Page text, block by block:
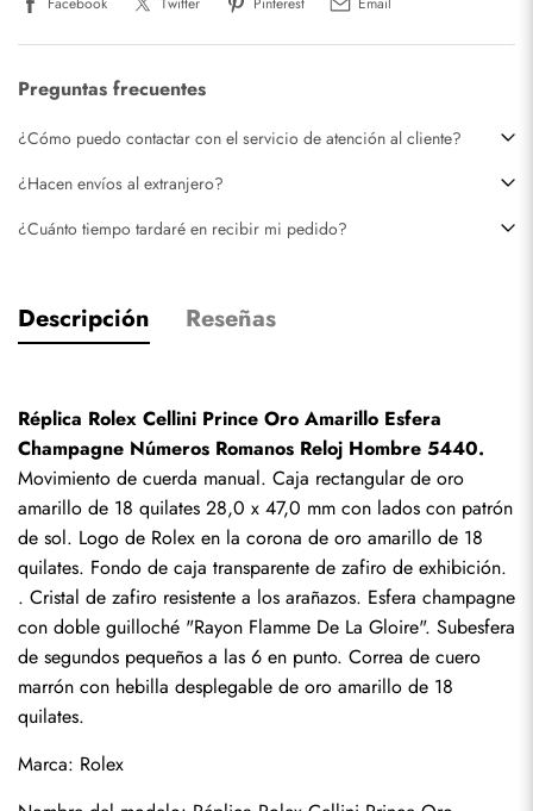
Preguntas frecuentes
¿Cómo puedo contactar con el servicio de atención al cliente?
¿Hacen envíos al extranjero?
¿Cuánto tiempo tardaré en recibir mi pedido?
Descripción Reseñas
Réplica Rolex Cellini Prince Oro Amarillo Esfera
Champagne Números Romanos Reloj Hombre 5440.
Movimiento de cuerda manual. Caja rectangular de oro
amarillo de 18 quilates 28,0 x 47,0 mm con lados con patrón
de sol. Logo de Rolex en la corona de oro amarillo de 18
quilates. Fondo de caja transparente de zafiro de exhibición.
. Cristal de zafiro resistente a los arañazos. Esfera champagne
con doble guilloché "Rayon Flamme De La Gloire". Subesfera
de segundos pequeños a las 6 en punto. Correa de cuero
marrón con hebilla desplegable de oro amarillo de 18
quilates.
Marca: Rolex